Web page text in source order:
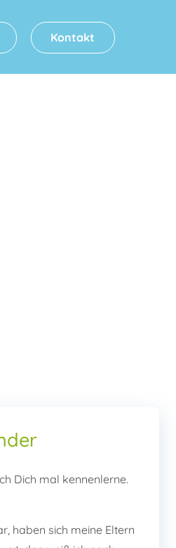
Kontakt
Dich mal kennenlerne.
haben sich meine Eltern